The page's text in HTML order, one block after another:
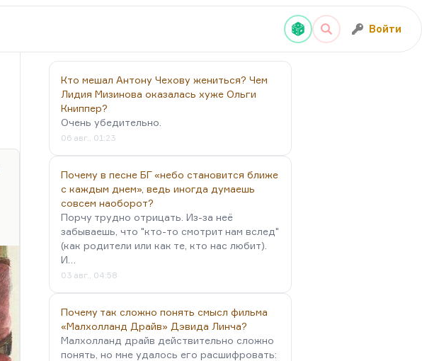
Войти
Кто мешал Антону Чехову жениться? Чем
Лидия Мизинова оказалась хуже Ольги
Книппер?
Очень убедительно.
06 авг., 01:23
Почему в песне БГ «небо становится ближе
с каждым днем», ведь иногда думаешь
совсем наоборот?
Порчу трудно отрицать. Из-за неё
забываешь, что "кто-то смотрит нам вслед"
(как родители или как те, кто нас любит).
И…
03 авг., 04:58
Почему так сложно понять смысл фильма
«Малхолланд Драйв» Дэвида Линча?
Малхолланд драйв действительно сложно
понять, но мне удалось его расшифровать: